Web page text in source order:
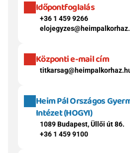
Időpontfoglalás
+36 1 459 9266
Központi e-mail cím
Heim Pál Országos
Intézet (HOGYI)
1089 Budapest, Üllői út 86.
+36 1 459 9100